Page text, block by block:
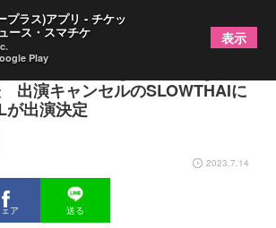
and Loathing in Las Vegasら追
出演キャンセルのSLOWTHAIに
が出演決定
2023.7.14
ア 送る
プラス)アプリ - チケッ
ース・スマチケ
Play
表示